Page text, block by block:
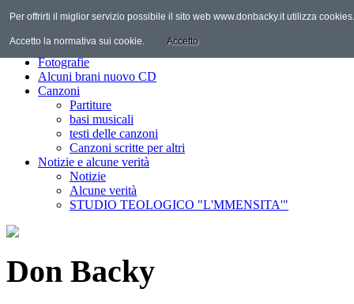
Home
Discografia
Fotografie
Alcuni brani nuovo CD
Canzoni
Partiture
basi musicali
testi delle canzoni
Canzoni scritte per altri
Notizie e alcune verità
Notizie
Alcune verità
STUDIO TEOLOGICO "L'MMENSITA'"
Don Backy
Per offrirti il miglior servizio possibile il sito web www.donbacky.it utilizza
Accetto la normativa sui cookie. Accetto